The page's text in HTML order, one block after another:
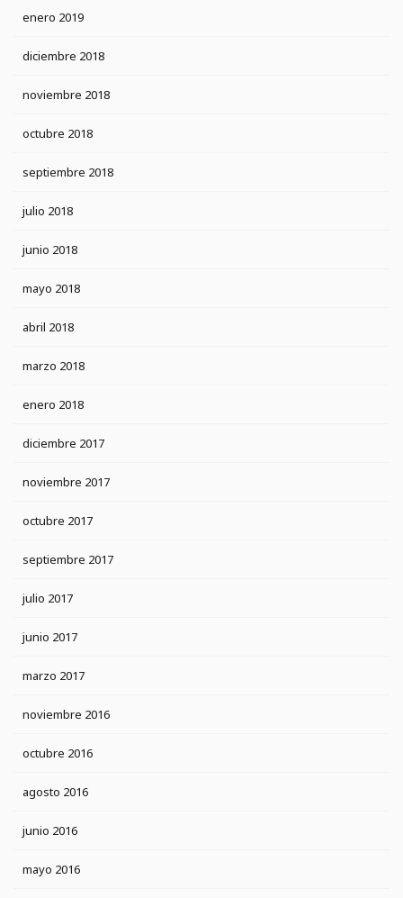
enero 2019
diciembre 2018
noviembre 2018
octubre 2018
septiembre 2018
julio 2018
junio 2018
mayo 2018
abril 2018
marzo 2018
enero 2018
diciembre 2017
noviembre 2017
octubre 2017
septiembre 2017
julio 2017
junio 2017
marzo 2017
noviembre 2016
octubre 2016
agosto 2016
junio 2016
mayo 2016